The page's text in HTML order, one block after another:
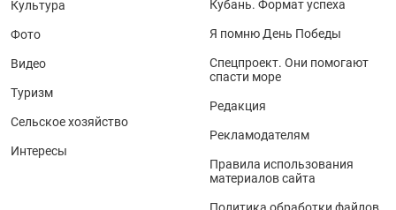
Культура
Фото
Видео
Туризм
Сельское хозяйство
Интересы
Кубань. Формат успеха
Я помню День Победы
Спецпроект. Они помогают
спасти море
Редакция
Рекламодателям
Правила использования
материалов сайта